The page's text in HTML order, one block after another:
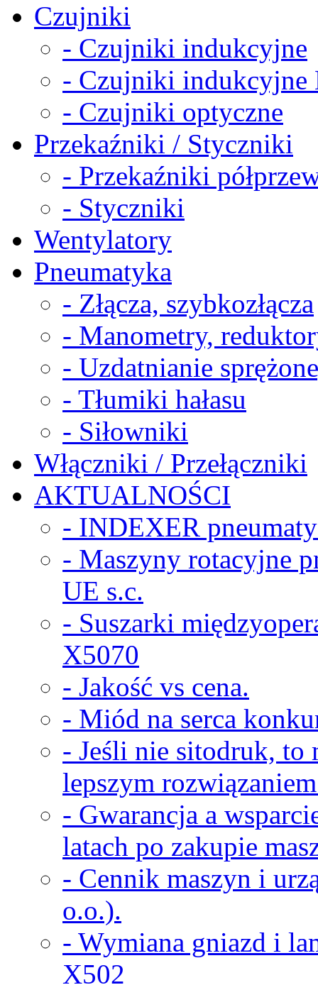
Czujniki
- Czujniki indukcyjne
- Czujniki indukcyjne
- Czujniki optyczne
Przekaźniki / Styczniki
- Przekaźniki
- Styczniki
Wentylatory
Pneumatyka
- Złącza, szybkozłącza
- Manometry,
- Uzdatnianie
- Tłumiki hałasu
- Siłowniki
Włączniki / Przełączniki
AKTUALNOŚCI
- INDEXER
- Maszyny rotacyjne
UE s.c.
- Suszarki
X5070
- Jakość vs cena.
- Miód na serca
- Jeśli nie sitodruk, to
lepszym
- Gwarancja a
latach po zakupie
- Cennik maszyn i
o.o.).
- Wymiana gniazd i
X502